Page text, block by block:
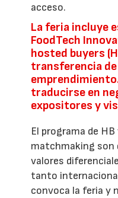
acceso.
La feria incluye
FoodTech
hosted buyers
transferencia
traducirse en
expositores y
El programa de
matchmaking son
valores
tanto
convoca la feria y